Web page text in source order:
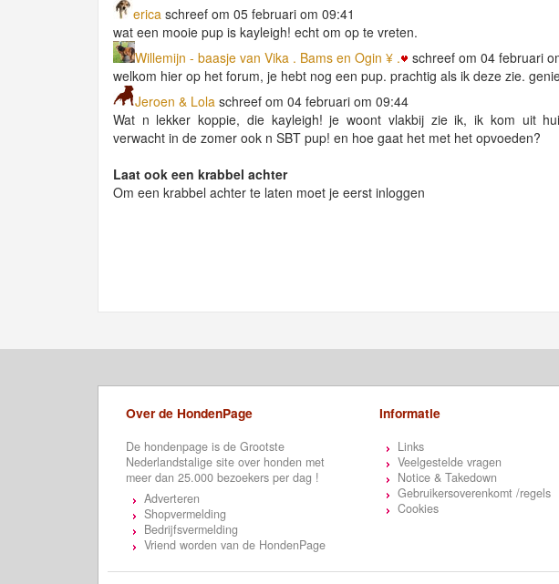
erica schreef om 05 februari om 09:41
wat een mooie pup is kayleigh! echt om op te vreten.
Willemijn - baasje van Vika . Bams en Ogin ¥ .
schreef om 04 februari
welkom hier op het forum, je hebt nog een pup. prachtig als ik deze zie.
Jeroen & Lola schreef om 04 februari om 09:44
Wat n lekker koppie, die kayleigh! je woont vlakbij zie ik, ik kom uit
verwacht in de zomer ook n SBT pup! en hoe gaat het met het opvoeden?
Laat ook een krabbel achter
Om een krabbel achter te laten moet je eerst inloggen
Over de HondenPage
De hondenpage is de Grootste
Nederlandstalige site over honden met
meer dan 25.000 bezoekers per dag !
Adverteren
Shopvermelding
Bedrijfsvermelding
Vriend worden van de HondenPage
Informatie
Links
Veelgestelde vragen
Notice & Takedown
Gebruikersoverenkomt /regels
Cookies